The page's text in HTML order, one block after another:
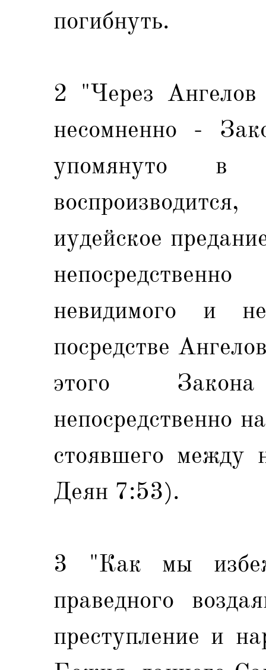
погибнуть.
2 "Через Ангелов
несомненно -
упомянуто
иудейское
невидимого и
посредстве
этого
непосредственно
стоявшего между
Деян 7:53).
3 "Как мы
праведного
преступление и